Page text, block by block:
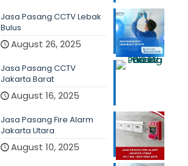
Jasa Pasang CCTV Lebak
Bulus
August 26, 2025
Jasa Pasang CCTV
Jakarta Barat
August 16, 2025
Jasa Pasang Fire Alarm
Jakarta Utara
August 10, 2025